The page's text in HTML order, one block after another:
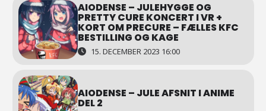
AIODENSE – JULEHYGGE OG
PRETTY CURE KONCERT I VR +
KORT OM PRECURE – FÆLLES KFC
BESTILLING OG KAGE
15. DECEMBER 2023 16:00
AIODENSE – JULE AFSNIT I ANIME
DEL 2